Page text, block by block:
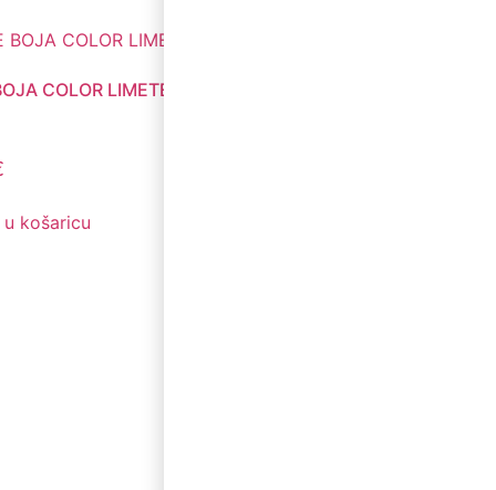
COLOR LIMETE
košaricu